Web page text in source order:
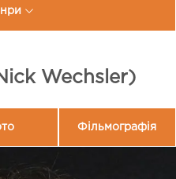
Wechsler)
Фільмографія